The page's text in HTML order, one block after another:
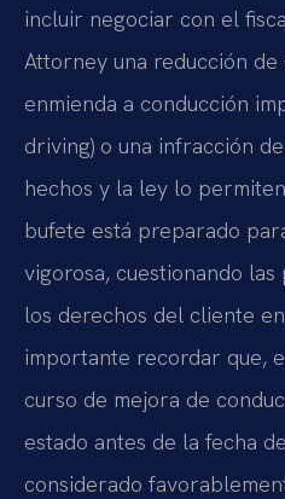
incluir negociar con el
Attorney una reducción de
enmienda a conducción
driving) o una infracción
hechos y la ley lo
bufete está preparado
vigorosa, cuestionando
los derechos del cliente
importante recordar que,
curso de mejora de
estado antes de la fecha
considerado